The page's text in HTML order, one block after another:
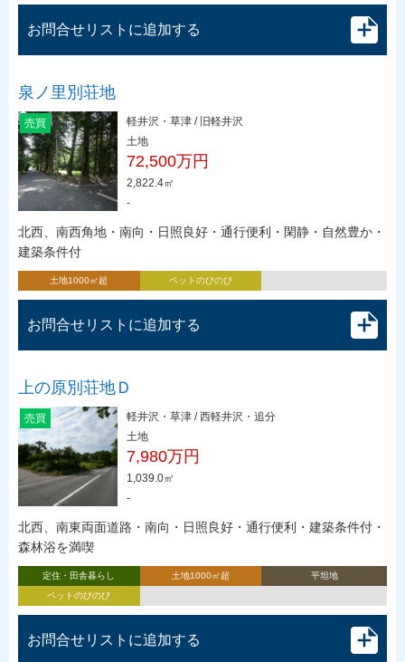
お問合せリストに追加する
泉ノ里別荘地
売買
軽井沢・草津 / 旧軽井沢
土地
72,500万円
2,822.4㎡
-
北西、南西角地・南向・日照良好・通行便利・閑静・自然豊か・
建築条件付
土地1000㎡超 ペットのびのび
お問合せリストに追加する
上の原別荘地Ｄ
売買
軽井沢・草津 / 西軽井沢・追分
土地
7,980万円
1,039.0㎡
-
北西、南東両面道路・南向・日照良好・通行便利・建築条件付・
森林浴を満喫
定住・田舎暮らし 土地1000㎡超
平坦地
ペットのびのび
お問合せリストに追加する